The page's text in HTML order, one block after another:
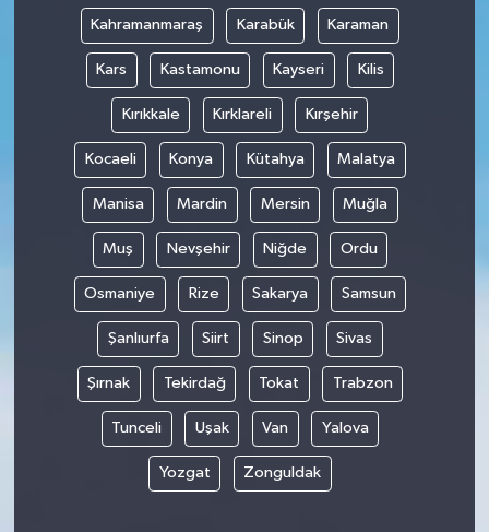
Kahramanmaraş Karabük Karaman
Kars Kastamonu Kayseri Kilis
Kırıkkale Kırklareli Kırşehir
Kocaeli Konya Kütahya Malatya
Manisa Mardin Mersin Muğla
Muş Nevşehir Niğde Ordu
Osmaniye Rize Sakarya Samsun
Şanlıurfa Siirt Sinop Sivas
Şırnak Tekirdağ Tokat Trabzon
Tunceli Uşak Van Yalova
Yozgat Zonguldak